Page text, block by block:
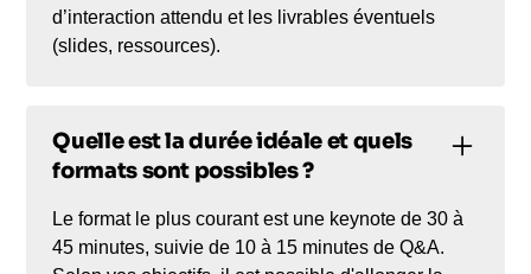
d’interaction attendu et les livrables éventuels
(slides, ressources).
Quelle est la durée idéale et quels
formats sont possibles ?
Le format le plus courant est une keynote de 30 à
45 minutes, suivie de 10 à 15 minutes de Q&A.